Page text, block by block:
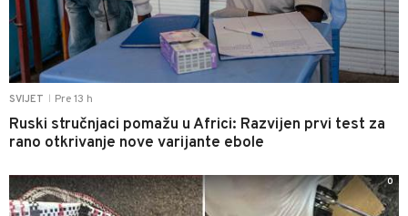
SVIJET Pre 13 h
Ruski stručnjaci pomažu u Africi: Razvijen prvi test za
rano otkrivanje nove varijante ebole
0